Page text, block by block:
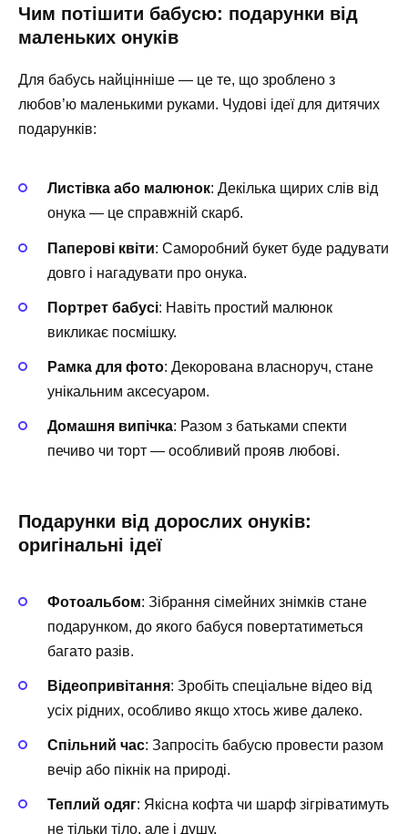
Чим потішити бабусю: подарунки від
маленьких онуків
Для бабусь найцінніше — це те, що зроблено з
любов’ю маленькими руками. Чудові ідеї для дитячих
подарунків:
Листівка або малюнок: Декілька щирих слів від
онука — це справжній скарб.
Паперові квіти: Саморобний букет буде радувати
довго і нагадувати про онука.
Портрет бабусі: Навіть простий малюнок
викликає посмішку.
Рамка для фото: Декорована власноруч, стане
унікальним аксесуаром.
Домашня випічка: Разом з батьками спекти
печиво чи торт — особливий прояв любові.
Подарунки від дорослих онуків:
оригінальні ідеї
Фотоальбом: Зібрання сімейних знімків стане
подарунком, до якого бабуся повертатиметься
багато разів.
Відеопривітання: Зробіть спеціальне відео від
усіх рідних, особливо якщо хтось живе далеко.
Спільний час: Запросіть бабусю провести разом
вечір або пікнік на природі.
Теплий одяг: Якісна кофта чи шарф зігріватимуть
не тільки тіло, але і душу.